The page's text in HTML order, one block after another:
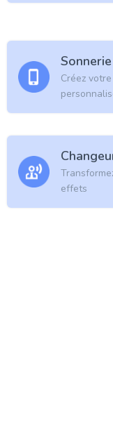
Créez
effets